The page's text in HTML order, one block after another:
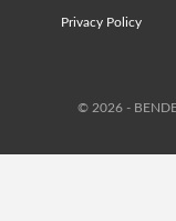
Privacy Policy
© 2026 -